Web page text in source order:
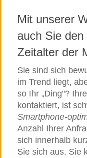
Mit unserer
auch Sie
Zeitalter der
Sie sind sich
im Trend liegt,
so Ihr „Ding"?
kontaktiert, ist
Smartphone-
Anzahl Ihrer
sich innerhalb
Sie sich aus, Sie